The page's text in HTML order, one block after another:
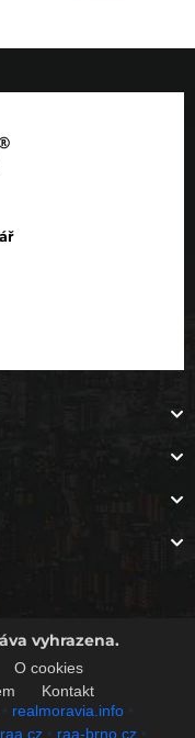
vyhrazena.
O cookies
Kontakt
• realmoravia.info •
raa.cz• raa-brno.cz•